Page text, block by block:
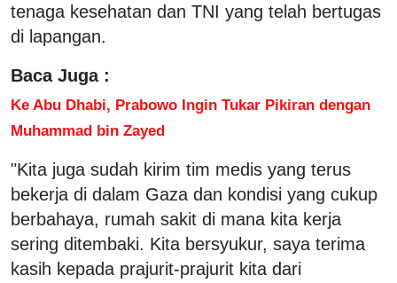
tenaga kesehatan dan TNI yang telah bertugas
di lapangan.
Baca Juga :
Ke Abu Dhabi, Prabowo Ingin Tukar Pikiran dengan
Muhammad bin Zayed
"Kita juga sudah kirim tim medis yang terus
bekerja di dalam Gaza dan kondisi yang cukup
berbahaya, rumah sakit di mana kita kerja
sering ditembaki. Kita bersyukur, saya terima
kasih kepada prajurit-prajurit kita dari